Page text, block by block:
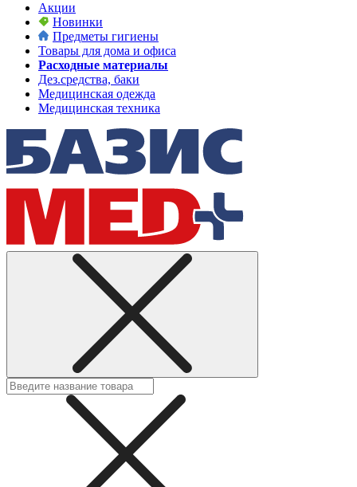
Акции
Новинки
Предметы гигиены
Товары для дома и офиса
Расходные материалы
Дез.средства, баки
Медицинская одежда
Медицинская техника